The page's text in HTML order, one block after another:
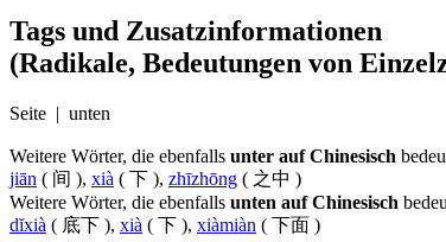
Tags und Zusatzinformationen
(Radikale, Bedeutungen von
Seite | unten
Weitere Wörter, die ebenfalls unter auf Chinesisch
jiān ( 间 ), xià ( 下 ), zhīzhōng ( 之中 )
Weitere Wörter, die ebenfalls unten auf Chinesisch
dĭxià ( 底下 ), xià ( 下 ), xiàmiàn ( 下面 )